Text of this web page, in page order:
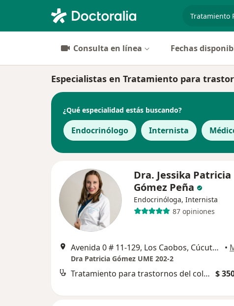
Consulta en línea Fechas
Especialistas en Tratamiento para
¿Qué especialidad estás buscando?
Endocrinólogo Internista
Dra. Jessika Patricia
Gómez Peña
Endocrinóloga, Internista
87 opiniones
Avenida 0 # 11-129, Los Caobos, Cúcuta, Cúcuta •
Dra Patricia Gómez UME 202-2
Tratamiento para trastornos del colesterol $